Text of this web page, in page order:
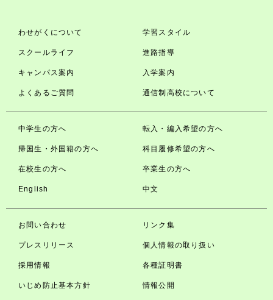
わせがくについて 学習スタイル
スクールライフ 進路指導
キャンパス案内 入学案内
よくあるご質問 通信制高校について
中学生の方へ 転入・編入希望の方へ
帰国生・外国籍の方へ 科目履修希望の方へ
在校生の方へ 卒業生の方へ
English 中文
お問い合わせ リンク集
プレスリリース 個人情報の取り扱い
採用情報 各種証明書
いじめ防止基本方針 情報公開